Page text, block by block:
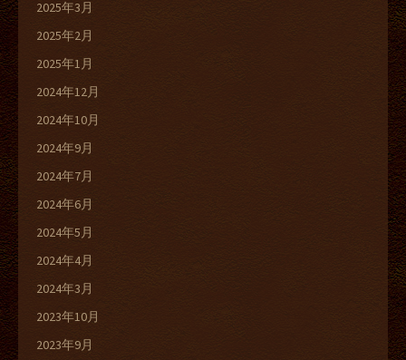
2025年3月
2025年2月
2025年1月
2024年12月
2024年10月
2024年9月
2024年7月
2024年6月
2024年5月
2024年4月
2024年3月
2023年10月
2023年9月